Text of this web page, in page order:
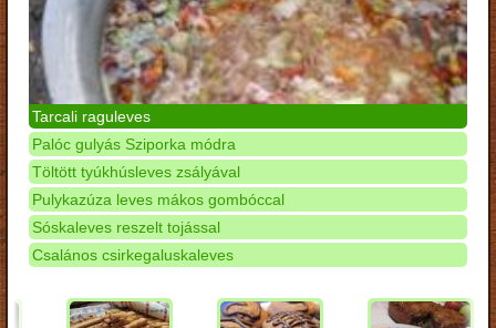
Tarcali raguleves
Palóc gulyás Sziporka módra
Töltött tyúkhúsleves zsályával
Pulykazúza leves mákos gombóccal
Sóskaleves reszelt tojással
Csalános csirkegaluskaleves